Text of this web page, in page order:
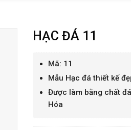
HẠC ĐÁ 11
Mã: 11
Mẫu Hạc đá thiết kế
Được làm bằng chất
Hóa